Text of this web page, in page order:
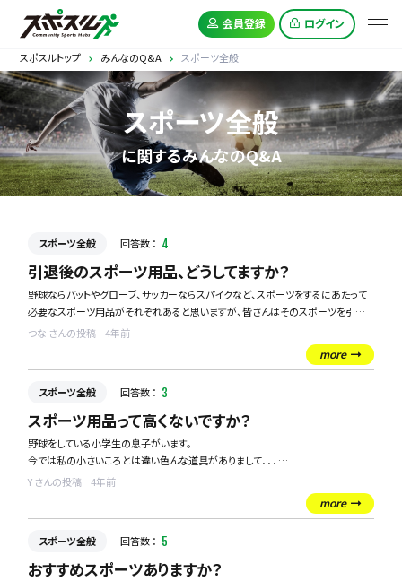
会員登録 ログイン
スポスルトップ みんなのQ&A スポーツ全般
スポーツ全般
に関するみんなのQ&A
スポーツ全般 回答数 ： 4
引退後のスポーツ用品、どうしてますか？
野球ならバットやグローブ、サッカーならスパイクなど、スポーツをするにあたって
必要なスポーツ用品がそれぞれあると思いますが、皆さんはそのスポーツを引退
後、それらの用品をどうしていますか？
私の場合は剣道を先日引退し、防具、竹刀、木刀などを持っているのですが、近くに
置き小屋のスペースを圧迫しております。
皆様の引退後のスポーツ用品の処理方法を教えていただきたいです！
つな さんの投稿
4年前
more
スポーツ全般 回答数 ： 3
スポーツ用品って高くないですか？
野球をしている小学生の息子がいます。
今では私の小さいころとは違い色んな道具がありまして．．．
YouTubeで見たのか、
すが、
他の家庭ではどういう風にしてますか？
Y さんの投稿
4年前
more
スポーツ全般 回答数 ： 5
おすすめスポーツありますか？